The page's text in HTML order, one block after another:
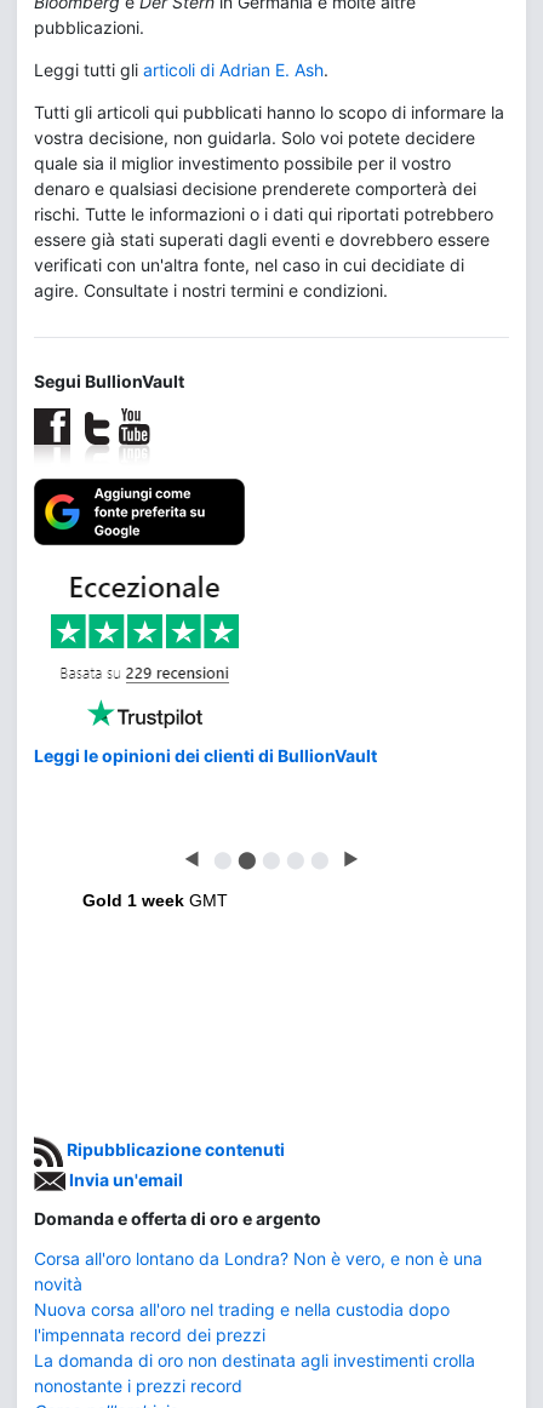
pubblicazioni.
Leggi tutti gli articoli di Adrian E. Ash.
Tutti gli articoli qui pubblicati hanno lo scopo di informare la
vostra decisione, non guidarla. Solo voi potete decidere
quale sia il miglior investimento possibile per il vostro
denaro e qualsiasi decisione prenderete comporterà dei
rischi. Tutte le informazioni o i dati qui riportati potrebbero
essere già stati superati dagli eventi e dovrebbero essere
verificati con un'altra fonte, nel caso in cui decidiate di
agire. Consultate i nostri termini e condizioni.
Segui BullionVault
Leggi le opinioni dei clienti di BullionVault
◀ ⬤ ⬤ ⬤ ⬤ ⬤ ▶
Gold 1 week GMT
Ripubblicazione contenuti
Invia un'email
Domanda e offerta di oro e argento
Corsa all'oro lontano da Londra? Non è vero, e non è una
novità
Nuova corsa all'oro nel trading e nella custodia dopo
l'impennata record dei prezzi
La domanda di oro non destinata agli investimenti crolla
nonostante i prezzi record